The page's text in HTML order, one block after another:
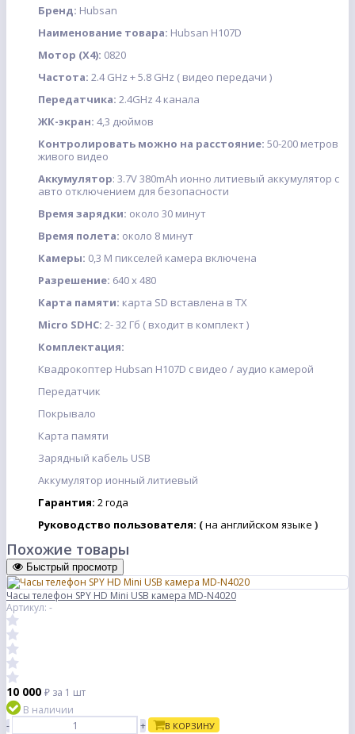
Бренд: Hubsan
Наименование товара: Hubsan H107D
Мотор (X4): 0820
Частота: 2.4 GHz + 5.8 GHz ( видео передачи )
Передатчика: 2.4GHz 4 канала
ЖК-экран: 4,3 дюймов
Контролировать можно на расстояние: 50-200 метров
живого видео
Аккумулятор: 3.7V 380mAh ионно литиевый аккумулятор с
авто отключением для безопасности
Время зарядки: около 30 минут
Время полета: около 8 минут
Камеры: 0,3 М пикселей камера включена
Разрешение: 640 x 480
Карта памяти: карта SD вставлена в TX
Micro SDHC: 2- 32 Гб ( входит в комплект )
Комплектация:
Квадрокоптер Hubsan H107D с видео / аудио камерой
Передатчик
Покрывало
Карта памяти
Зарядный кабель USB
Аккумулятор ионный литиевый
Гарантия: 2 года
Руководство пользователя: (на английском языке )
Похожие товары
Быстрый просмотр
Часы телефон SPY HD Mini USB камера MD-N4020
Артикул: -
10 000 ₽ за 1 шт
В наличии
-
+ В КОРЗИНУ